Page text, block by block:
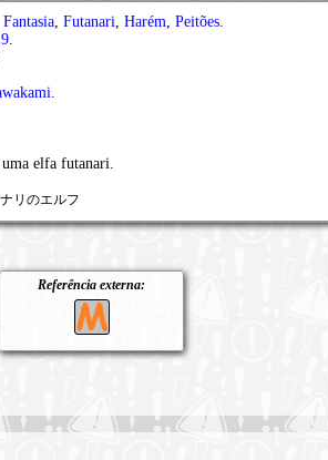
Fantasia, Futanari, Harém, Peitões.
.
.
elfa futanari.
リのエルフ
Referência externa: